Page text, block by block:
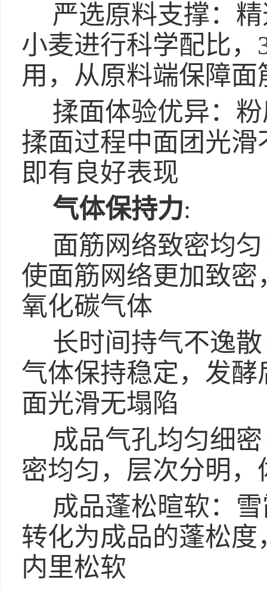
严选原料支撑：
小麦进行科学配比，
用，从原料端保障面
揉面体验优异：
揉面过程中面团光
即有良好表现
气体保持力:
面筋网络致密均
使面筋网络更加致
氧化碳气体
长时间持气不逸
气体保持稳定，发
面光滑无塌陷
成品气孔均匀细
密均匀，层次分明
成品蓬松暄软：
转化为成品的蓬松
内里松软